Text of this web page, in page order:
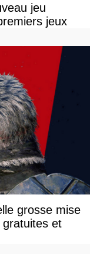
jeu
jeux
grosse mise
et